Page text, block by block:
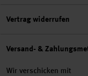
Vertrag widerrufen
Versand- &
Wir verschicken mit